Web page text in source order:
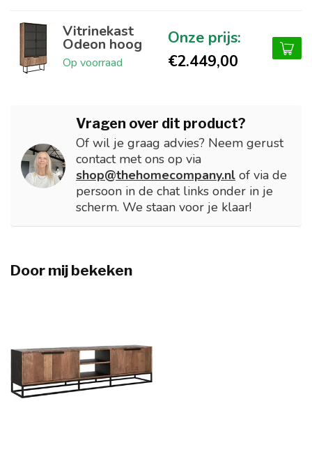
Vitrinekast
Odeon hoog
Op voorraad €2.449,00
Vragen over dit product?
Of wil je graag advies? Neem gerust
contact met ons op via
shop@thehomecompany.nl of via de
persoon in de chat links onder in je
scherm. We staan voor je klaar!
Door mij bekeken